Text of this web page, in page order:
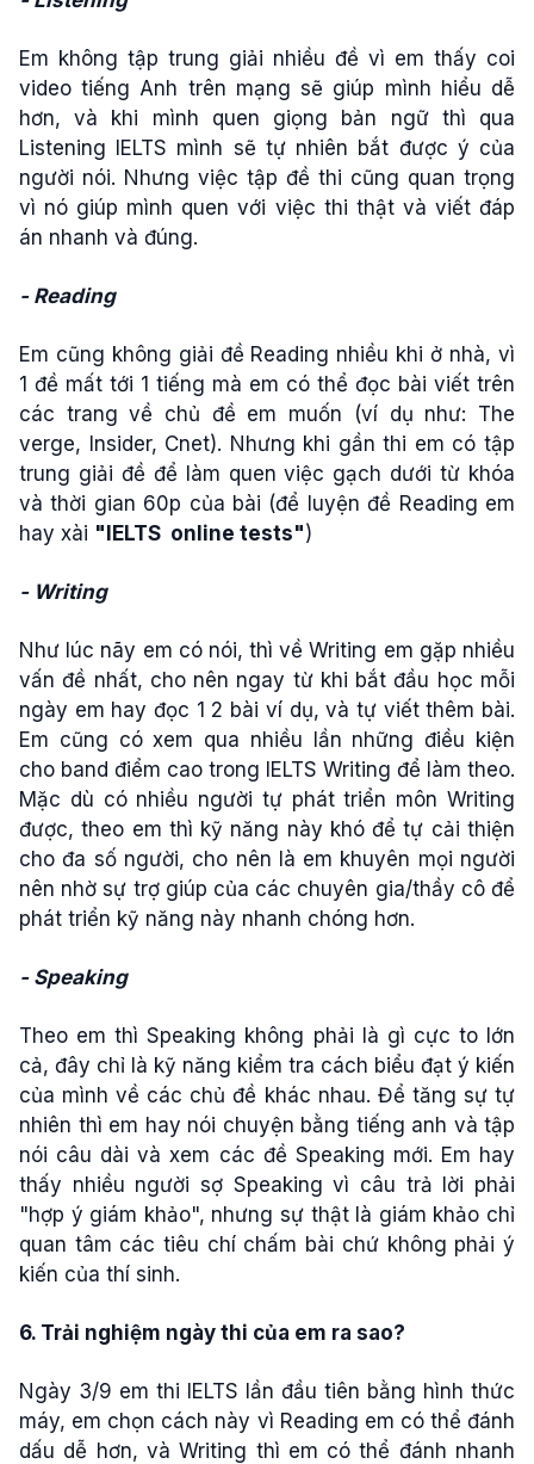
Em không tập trung giải nhiều đề vì em thấy coi
video tiếng Anh trên mạng sẽ giúp mình hiểu dễ
hơn, và khi mình quen giọng bản ngữ thì qua
Listening IELTS mình sẽ tự nhiên bắt được ý của
người nói. Nhưng việc tập đề thi cũng quan trọng
vì nó giúp mình quen với việc thi thật và viết đáp
án nhanh và đúng.
- Reading
Em cũng không giải đề Reading nhiều khi ở nhà, vì
1 đề mất tới 1 tiếng mà em có thể đọc bài viết trên
các trang về chủ đề em muốn (ví dụ như: The
verge, Insider, Cnet). Nhưng khi gần thi em có tập
trung giải đề để làm quen việc gạch dưới từ khóa
và thời gian 60p của bài (để luyện đề Reading em
hay xài "IELTS online tests")
- Writing
Như lúc nãy em có nói, thì về Writing em gặp nhiều
vấn đề nhất, cho nên ngay từ khi bắt đầu học mỗi
ngày em hay đọc 1 2 bài ví dụ, và tự viết thêm bài.
Em cũng có xem qua nhiều lần những điều kiện
cho band điểm cao trong IELTS Writing để làm theo.
Mặc dù có nhiều người tự phát triển môn Writing
được, theo em thì kỹ năng này khó để tự cải thiện
cho đa số người, cho nên là em khuyên mọi người
nên nhờ sự trợ giúp của các chuyên gia/thầy cô để
phát triển kỹ năng này nhanh chóng hơn.
- Speaking
Theo em thì Speaking không phải là gì cực to lớn
cả, đây chỉ là kỹ năng kiểm tra cách biểu đạt ý kiến
của mình về các chủ đề khác nhau. Để tăng sự tự
nhiên thì em hay nói chuyện bằng tiếng anh và tập
nói câu dài và xem các đề Speaking mới. Em hay
thấy nhiều người sợ Speaking vì câu trả lời phải
"hợp ý giám khảo", nhưng sự thật là giám khảo chỉ
quan tâm các tiêu chí chấm bài chứ không phải ý
kiến của thí sinh.
6. Trải nghiệm ngày thi của em ra sao?
Ngày 3/9 em thi IELTS lần đầu tiên bằng hình thức
máy, em chọn cách này vì Reading em có thể đánh
dấu dễ hơn, và Writing thì em có thể đánh nhanh